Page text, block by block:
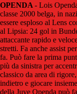
OPENDA - Lois
classe 2000 belga, in
essere esploso al Lens
al Lipsia: 24 gol in
attaccante rapido e
stretti. Fa anche assist
fa. Può fare la prima
più da sinistra per
classico da area di
indietro e giocare
della Juve Openda può